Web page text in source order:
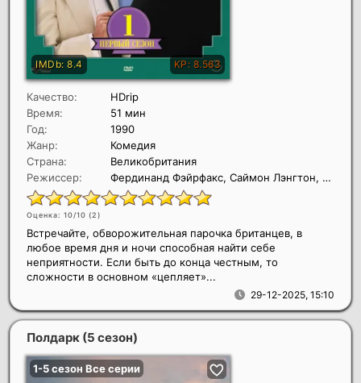
Качество:
HDrip
Время:
51 мин
Год:
1990
Жанр:
Комедия
Страна:
Великобритания
Режиссер:
Фердинанд Фэйрфакс, Саймон Лэнгтон, Роберт Янг
Оценка: 10/10 (2)
29-12-2025, 15:10
Встречайте, обворожительная парочка британцев, в
любое время дня и ночи способная найти себе
неприятности. Если быть до конца честным, то
сложности в основном «цепляет»...
Полдарк (5 сезон)